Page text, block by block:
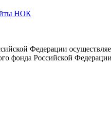
НОК
Федерации
фонда Российской